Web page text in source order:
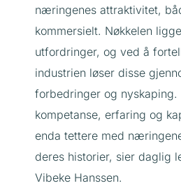
næringenes attraktivitet,
kommersielt. Nøkkelen
utfordringer, og ved å
industrien løser disse
forbedringer og nyskaping.
kompetanse, erfaring og
enda tettere med
deres historier, sier daglig
Vibeke Hanssen.